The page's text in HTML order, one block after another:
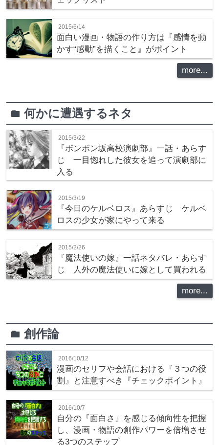
2015/6/14
面白い漫画・物語の作り方は『感情を動
かす“感動”を描くこと』がポイント
more...
folder何かに遭遇するネタ
2015/3/22
『ボンボン坂高校演劇部』一話・あらす
じ 一目惚れした彼女を追って演劇部に
入る
2015/3/19
『今日のケルベロス』あらすじ ケルベ
ロスの少女が家にやって来る
2015/2/26
『魔法使いの嫁』一話ネタバレ・あらす
じ 人外の魔法使いに嫁として買われる
more...
folder創作論
2016/10/12
漫画のセリフや会話における『３つの役
割』と注意すべき『チェックポイント』
2016/10/7
自分の『面白さ』を感じる傾向性を把握
し、漫画・物語の創作パワーを倍増させ
る3つのステップ